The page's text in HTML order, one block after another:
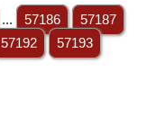
... 57186
57187
57192
57193